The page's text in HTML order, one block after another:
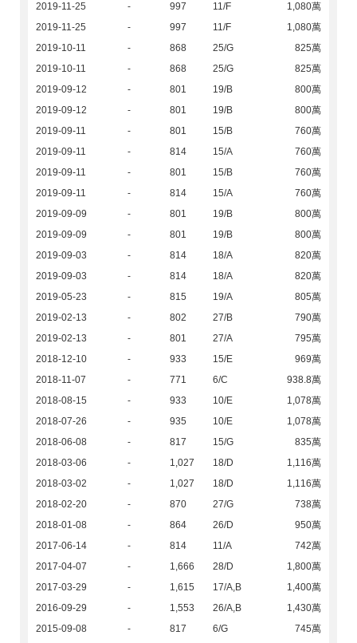
2019-11-25
- 997 11/F
1,080萬
2019-11-25
- 997 11/F
1,080萬
2019-10-11
- 868 25/G
825萬
2019-10-11
- 868 25/G
825萬
2019-09-12
- 801 19/B
800萬
2019-09-12
- 801 19/B
800萬
2019-09-11
- 801 15/B
760萬
2019-09-11
- 814 15/A
760萬
2019-09-11
- 801 15/B
760萬
2019-09-11
- 814 15/A
760萬
2019-09-09
- 801 19/B
800萬
2019-09-09
- 801 19/B
800萬
2019-09-03
- 814 18/A
820萬
2019-09-03
- 814 18/A
820萬
2019-05-23
- 815 19/A
805萬
2019-02-13
- 802 27/B
790萬
2019-02-13
- 801 27/A
795萬
2018-12-10
- 933 15/E
969萬
2018-11-07
- 771 6/C
938.8萬
2018-08-15
- 933 10/E
1,078萬
2018-07-26
- 935 10/E
1,078萬
2018-06-08
- 817 15/G
835萬
2018-03-06
- 1,027 18/D
1,116萬
2018-03-02
- 1,027 18/D
1,116萬
2018-02-20
- 870 27/G
738萬
2018-01-08
- 864 26/D
950萬
2017-06-14
- 814 11/A
742萬
2017-04-07
- 1,666 28/D
1,800萬
2017-03-29
- 1,615 17/A,B
1,400萬
2016-09-29
- 1,553 26/A,B
1,430萬
2015-09-08
- 817 6/G
745萬